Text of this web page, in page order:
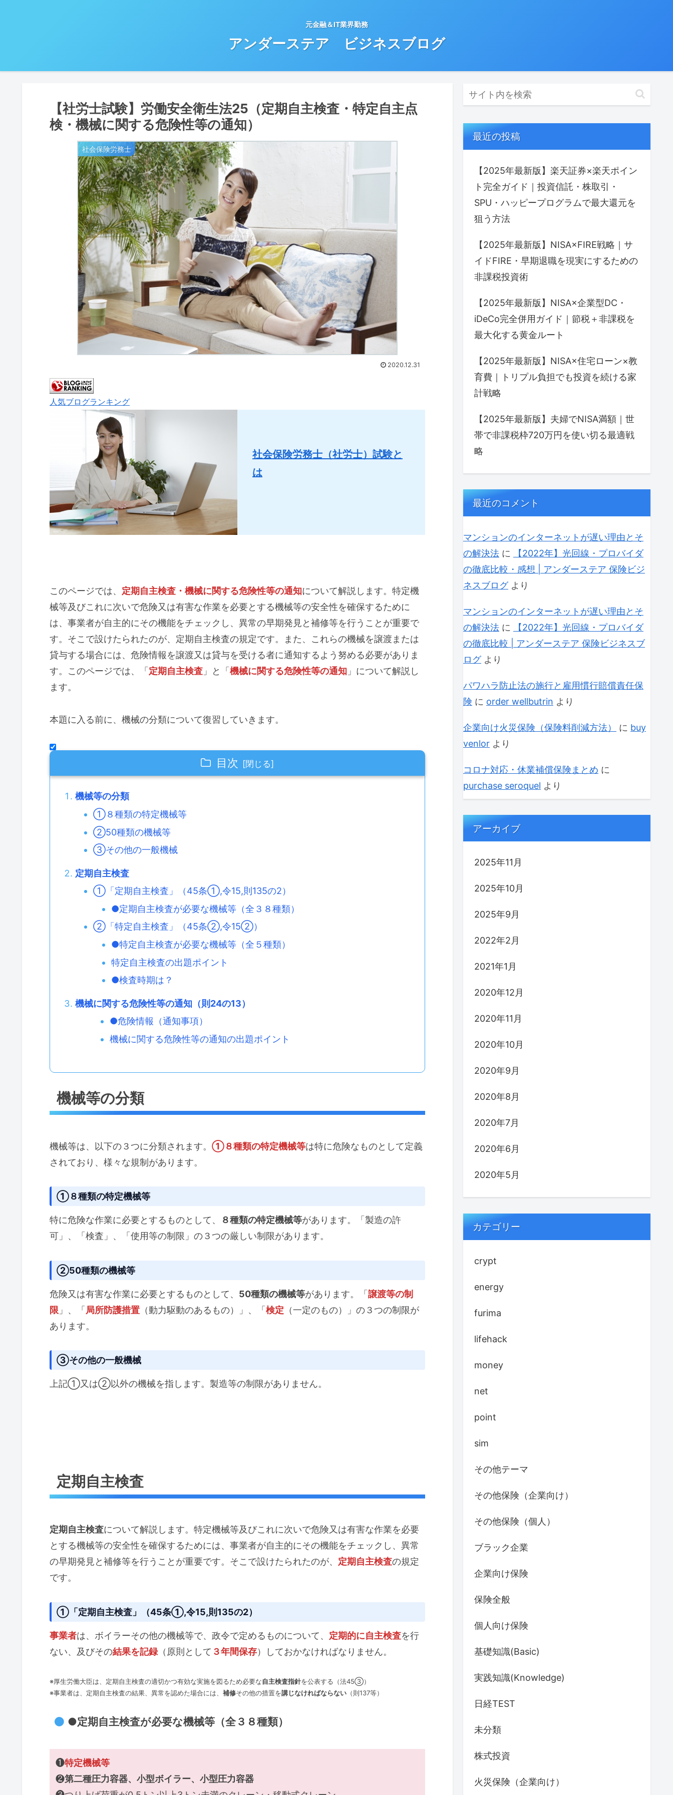
元金融＆IT業界勤務
アンダーステア ビジネスブログ
【社労士試験】労働安全衛生法25（定期自主検査・特定自主点
検・機械に関する危険性等の通知）
社会保険労務士
2020.12.31
人気ブログランキング
社会保険労務士（社労士）試験と
は
このページでは、 定期自主検査・機械に関する危険性等の通知について解説します。特定機
械等及びこれに次いで危険又は有害な作業を必要とする機械等の安全性を確保するために
は、事業者が自主的にその機能をチェックし、異常の早期発見と補修等を行うことが重要で
す。そこで設けたられたのが、定期自主検査の規定です。また、これらの機械を譲渡または
貸与する場合には、危険情報を譲渡又は貸与を受ける者に通知するよう努める必要がありま
す。このページでは、「 定期自主検査 」と「 機械に関する危険性等の通知 」について解説し
ます。
本題に入る前に、機械の分類について復習していきます。
目次
機械等の分類
①８種類の特定機械等
②50種類の機械等
③その他の一般機械
定期自主検査
①「定期自主検査」（45条①,令15,則135の2）
●定期自主検査が必要な機械等（全３８種類）
②「特定自主検査」（45条②,令15②）
●特定自主検査が必要な機械等（全５種類）
特定自主検査の出題ポイント
●検査時期は？
機械に関する危険性等の通知（則24の13）
●危険情報（通知事項）
機械に関する危険性等の通知の出題ポイント
機械等の分類
機械等は、以下の３つに分類されます。 ①８種類の特定機械等は特に危険なものとして定義
されており、様々な規制があります。
①８種類の特定機械等
特に危険な作業に必要とするものとして、 ８種類の特定機械等があります。「製造の許
可」、「検査」、「使用等の制限」の３つの厳しい制限があります。
②50種類の機械等
危険又は有害な作業に必要とするものとして、 50種類の機械等があります。「譲渡等の制
限 」、「局所防護措置 （動力駆動のあるもの）」、「検定 （一定のもの）」の３つの制限が
あります。
③その他の一般機械
上記①又は②以外の機械を指します。製造等の制限がありません。
定期自主検査
定期自主検査について解説します。特定機械等及びこれに次いで危険又は有害な作業を必要
とする機械等の安全性を確保するためには、事業者が自主的にその機能をチェックし、異常
の早期発見と補修等を行うことが重要です。そこで設けたられたのが、 定期自主検査の規定
です。
①「定期自主検査」（45条①,令15,則135の2）
事業者は、ボイラーその他の機械等で、政令で定めるものについて、 定期的に自主検査を行
ない、及びその結果を記録（原則として ３年間保存）しておかなければなりません。
※厚生労働大臣は、定期自主検査の適切かつ有効な実施を図るため必要な自主検査指針を公表する（法45③）
※事業者は、定期自主検査の結果、異常を認めた場合には、 補修その他の措置を講じなければならない （則137等）
●定期自主検査が必要な機械等（全３８種類）
❶特定機械等
❷第二種圧力容器、 小型ボイラー、 小型圧力容器
最近の投稿
【2025年最新版】楽天証券×楽天ポイン
ト完全ガイド｜投資信託・株取引・
SPU・ハッピープログラムで最⼤還元を
狙う方法
【2025年最新版】NISA×FIRE戦略｜サ
イドFIRE・早期退職を現実にするための
非課税投資術
【2025年最新版】NISA×企業型DC・
iDeCo完全併用ガイド｜節税＋非課税を
最大化する黄金ルート
【2025年最新版】NISA×住宅ローン×教
育費｜トリプル負担でも投資を続ける家
計戦略
【2025年最新版】夫婦でNISA満額｜世
帯で非課税枠720万円を使い切る最適戦
略
最近のコメント
マンションのインターネットが遅い理由とそ
の解決法 に
【2022年】光回線・プロバイダ
の徹底比較・感想 | アンダーステア 保険ビジ
ネスブログより
マンションのインターネットが遅い理由とそ
の解決法 に
【2022年】光回線・プロバイダ
の徹底比較 | アンダーステア 保険ビジネスブ
ログより
パワハラ防止法の施行と雇用慣行賠償責任保
険 に order wellbutrin より
企業向け火災保険（保険料削減方法） に buy
venlor より
コロナ対応・休業補償保険まとめ に
purchase seroquel より
アーカイブ
2025年11月
2025年10月
2025年9月
2022年2月
2021年1月
2020年12月
2020年11月
2020年10月
2020年9月
2020年8月
2020年7月
2020年6月
2020年5月
カテゴリー
crypt
energy
furima
lifehack
money
net
point
sim
その他テーマ
その他保険（企業向け）
その他保険（個人）
ブラック企業
企業向け保険
保険全般
個人向け保険
基礎知識(Basic)
実践知識(Knowledge)
日経TEST
未分類
株式投資
火災保険（企業向け）